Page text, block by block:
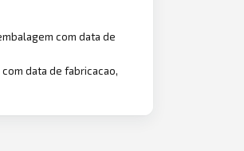
com data de
data de fabricacao,